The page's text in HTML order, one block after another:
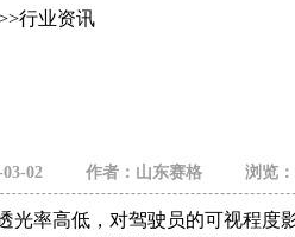
行业资讯
03-02 作者：山东赛格 浏览：
率高低，对驾驶员的可视程度影